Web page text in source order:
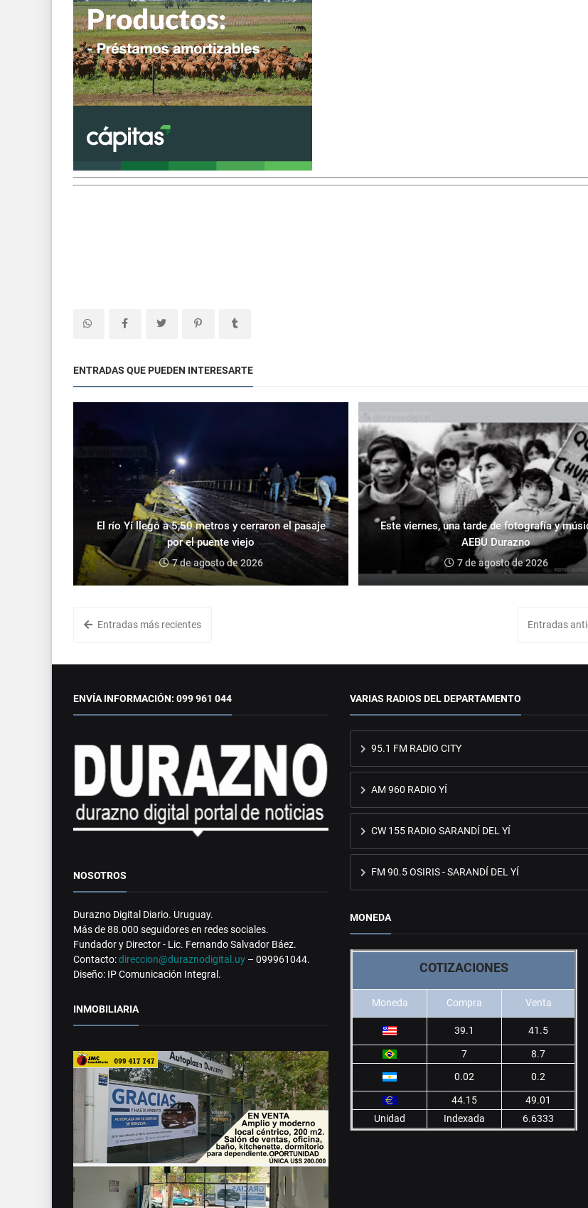
ENTRADAS QUE PUEDEN INTERESARTE
El río Yí llegó a 5,50 metros y cerraron el pasaje
por el puente viejo
7 de agosto de 2026
Este viernes, una tarde de fotografía y
AEBU Durazno
7 de agosto de 2026
Entradas más recientes Entradas
ENVÍA INFORMACIÓN: 099 961 044
NOSOTROS
Durazno Digital Diario. Uruguay.
Más de 88.000 seguidores en redes sociales.
Fundador y Director - Lic. Fernando Salvador Báez.
Contacto:direccion@duraznodigital.uy – 099961044.
Diseño: IP Comunicación Integral.
INMOBILIARIA
VARIAS RADIOS DEL DEPARTAMENTO
95.1 FM RADIO CITY
AM 960 RADIO YÍ
CW 155 RADIO SARANDÍ DEL YÍ
FM 90.5 OSIRIS - SARANDÍ DEL YÍ
MONEDA
COTIZACIONES
Moneda Compra Venta
39.1 41.5
7
8.7
0.02
0.2
44.15
49.01
Unidad
Indexada 6.6333